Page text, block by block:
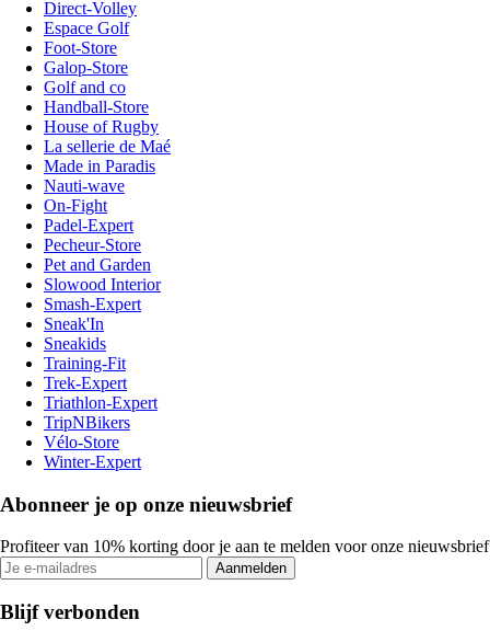
Direct-Volley
Espace Golf
Foot-Store
Galop-Store
Golf and co
Handball-Store
House of Rugby
La sellerie de Maé
Made in Paradis
Nauti-wave
On-Fight
Padel-Expert
Pecheur-Store
Pet and Garden
Slowood Interior
Smash-Expert
Sneak'In
Sneakids
Training-Fit
Trek-Expert
Triathlon-Expert
TripNBikers
Vélo-Store
Winter-Expert
Abonneer je op onze nieuwsbrief
Profiteer van 10% korting door je aan te melden voor onze nieuwsbrief
Aanmelden
Blijf verbonden